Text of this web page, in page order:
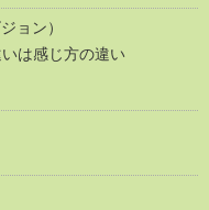
ョン）
は感じ方の違い